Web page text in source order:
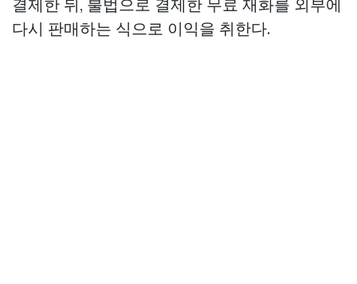
결제한 뒤, 불법으로 결제한 무료 재화를 외부에
다시 판매하는 식으로 이익을 취한다.